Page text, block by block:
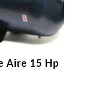
Aire 15 Hp